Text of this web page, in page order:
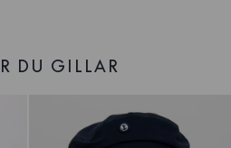
DU GILLAR